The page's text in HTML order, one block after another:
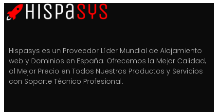
Hispasys es un Proveedor Líder Mundial de Alojamiento
web y Dominios en España. Ofrecemos la Mejor Calidad,
al Mejor Precio en Todos Nuestros Productos y Servicios
con Soporte Técnico Profesional.